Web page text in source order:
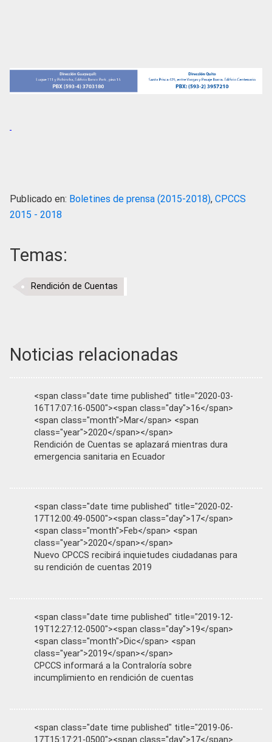
Publicado en: Boletines de prensa (2015-2018), CPCCS
2015 - 2018
Temas:
Rendición de Cuentas
Noticias relacionadas
<span class="date time published" title="2020-03-
16T17:07:16-0500"><span class="day">16</span>
<span class="month">Mar</span> <span
class="year">2020</span></span>
Rendición de Cuentas se aplazará mientras dura
emergencia sanitaria en Ecuador
<span class="date time published" title="2020-02-
17T12:00:49-0500"><span class="day">17</span>
<span class="month">Feb</span> <span
class="year">2020</span></span>
Nuevo CPCCS recibirá inquietudes ciudadanas para
su rendición de cuentas 2019
<span class="date time published" title="2019-12-
19T12:27:12-0500"><span class="day">19</span>
<span class="month">Dic</span> <span
class="year">2019</span></span>
CPCCS informará a la Contraloría sobre
incumplimiento en rendición de cuentas
<span class="date time published" title="2019-06-